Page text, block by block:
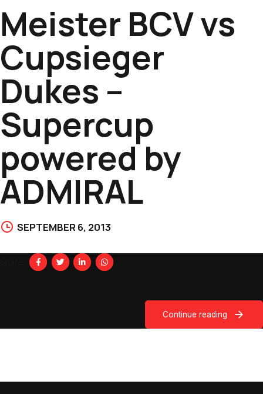
Meister BCV vs
Cupsieger
Dukes –
Supercup
powered by
ADMIRAL
SEPTEMBER 6, 2013
Continue reading